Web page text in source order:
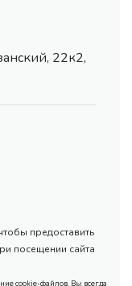
22к2,
предоставить
посещении сайта
cookie-файлов. Вы всегда